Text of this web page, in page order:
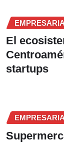
El
startups